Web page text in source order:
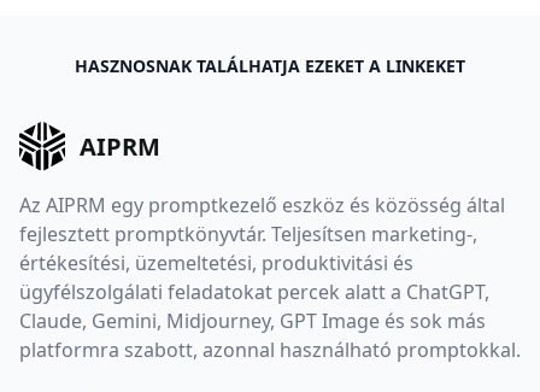
HASZNOSNAK TALÁLHATJA EZEKET A LINKEKET
AIPRM
Az AIPRM egy promptkezelő eszköz és közösség által
fejlesztett promptkönyvtár. Teljesítsen marketing-,
értékesítési, üzemeltetési, produktivitási és
ügyfélszolgálati feladatokat percek alatt a ChatGPT,
Claude, Gemini, Midjourney, GPT Image és sok más
platformra szabott, azonnal használható promptokkal.